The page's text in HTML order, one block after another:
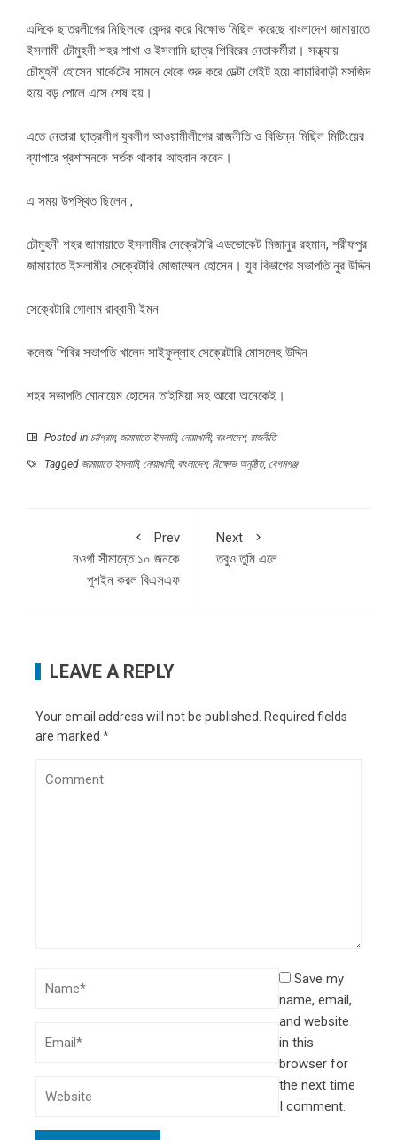
এদিকে ছাত্রলীগের মিছিলকে কেন্দ্র করে বিক্ষোভ মিছিল করেছে বাংলাদেশ জামায়াতে
ইসলামী চৌমুহনী শহর শাখা ও ইসলামি ছাত্র শিবিরের নেতাকর্মীরা। সন্ধ্যায়
চৌমুহনী হোসেন মার্কেটের সামনে থেকে শুরু করে ডেল্টা গেইট হয়ে কাচারিবাড়ী মসজিদ
হয়ে বড় পোলে এসে শেষ হয়।
এতে নেতারা ছাত্রলীগ যুবলীগ আওয়ামীলীগের রাজনীতি ও বিভিন্ন মিছিল মিটিংয়ের
ব্যাপারে প্রশাসনকে সর্তক থাকার আহবান করেন।
এ সময় উপস্থিত ছিলেন ,
চৌমুহনী শহর জামায়াতে ইসলামীর সেক্রেটারি এডভোকেট মিজানুর রহমান, শরীফপুর
জামায়াতে ইসলামীর সেক্রেটারি মোজাম্মেল হোসেন। যুব বিভাগের সভাপতি নুর উদ্দিন
সেক্রেটারি গোলাম রাব্বানী ইমন
কলেজ শিবির সভাপতি খালেদ সাইফুল্লাহ সেক্রেটারি মোসলেহ উদ্দিন
শহর সভাপতি মোনায়েম হোসেন তাইমিয়া সহ আরো অনেকেই।
Posted in চট্টগ্রাম, জামায়াতে ইসলামি, নোয়াখালী, বাংলাদেশ, রাজনীতি
Tagged জামায়াতে ইসলামি, নোয়াখালী, বাংলাদেশ, বিক্ষোভ অনুষ্ঠিত, বেগমগঞ্জ
Prev
নওগাঁ সীমান্তে ১০ জনকে
পুশইন করল বিএসএফ
Next
তবুও তুমি এলে
LEAVE A REPLY
Your email address will not be published. Required fields
are marked *
Save my
name, email,
and website
in this
browser for
the next time
I comment.